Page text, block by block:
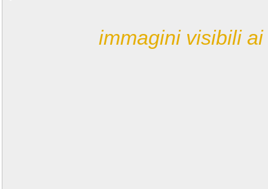
immagini visibili